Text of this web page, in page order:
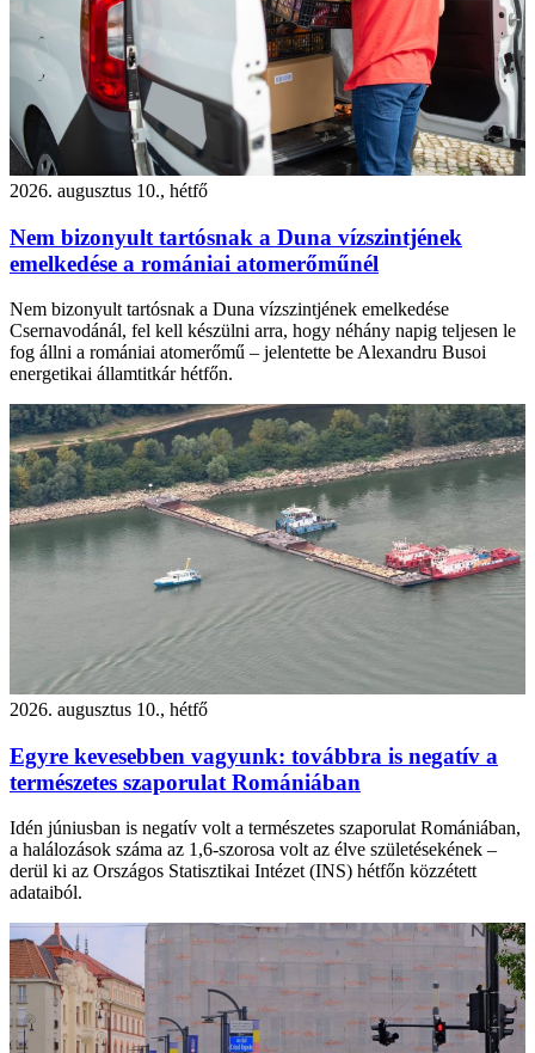
2026. augusztus 10., hétfő
Nem bizonyult tartósnak a Duna vízszintjének
emelkedése a romániai atomerőműnél
Nem bizonyult tartósnak a Duna vízszintjének emelkedése
Csernavodánál, fel kell készülni arra, hogy néhány napig teljesen le
fog állni a romániai atomerőmű – jelentette be Alexandru Busoi
energetikai államtitkár hétfőn.
2026. augusztus 10., hétfő
Egyre kevesebben vagyunk: továbbra is negatív a
természetes szaporulat Romániában
Idén júniusban is negatív volt a természetes szaporulat Romániában,
a halálozások száma az 1,6-szorosa volt az élve születésekének –
derül ki az Országos Statisztikai Intézet (INS) hétfőn közzétett
adataiból.